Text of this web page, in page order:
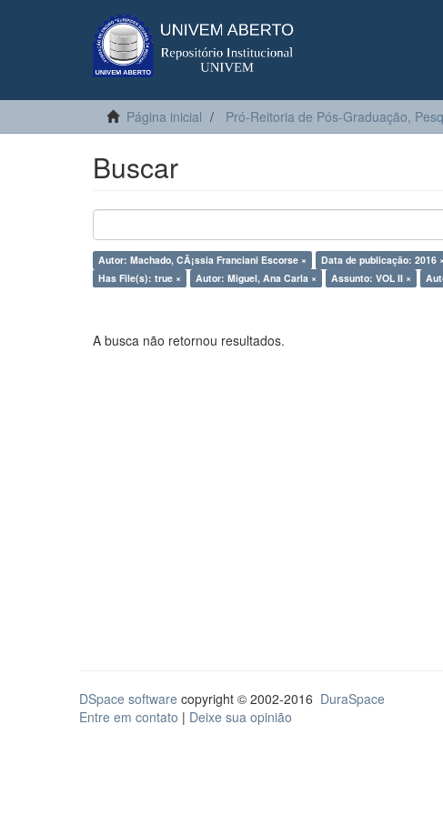
Página inicial Pró-Reitoria de Pós-Graduação,
Buscar
Autor: Machado, CÃ¡ssia Franciani Escorse × Data de publicação: 2016 ×
Has File(s): true ×
Autor: Miguel, Ana Carla × Assunto: VOL II ×
A busca não retornou resultados.
DSpace software copyright © 2002-2016 DuraSpace
Entre em contato | Deixe sua opinião